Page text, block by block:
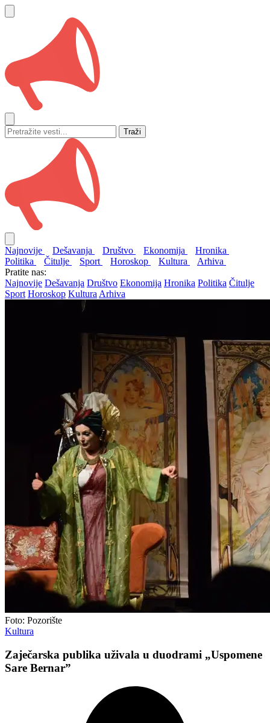
Traži
Najnovije Dešavanja Društvo Ekonomija
Hronika
Politika
Čitulje Sport Horoskop Kultura
Arhiva
Pratite nas:
Najnovije Dešavanja Društvo Ekonomija Hronika Politika Čitulje
Sport Horoskop Kultura Arhiva
Foto: Pozorište
Kultura
Zaječarska publika uživala u duodrami „Uspomene
Sare Bernar”